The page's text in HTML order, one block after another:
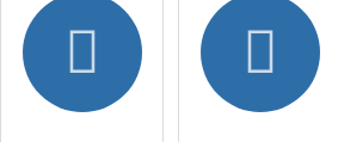
Hiermit akzeptiere ich die
DieDatenschutzerklärung habe ich zur